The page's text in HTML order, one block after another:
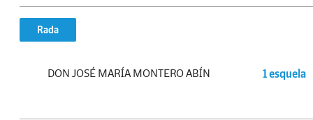
Rada
DON JOSÉ MARÍA MONTERO ABÍN 1 esquela